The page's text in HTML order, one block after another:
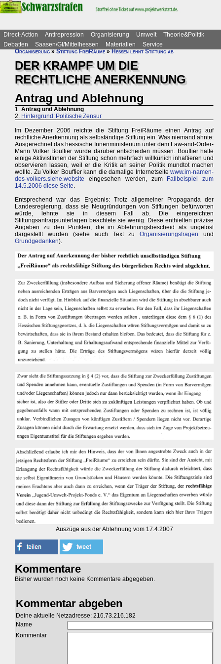
Direct-Action Antirepression Organisierung Umwelt
Theorie&Politik
Debatten
Saasen/GI/Mittelhessen Materialien
Service
Organisierung»Stiftung FreiRäume»Hessen lehnt Stiftung ab
DER KRAMPF UM DIE
RECHTLICHE ANERKENNUNG
Antrag und Ablehnung
1. Antrag und Ablehnung
2. Hintergrund: Politische Zensur
Im Dezember 2006 reichte die Stiftung FreiRäume einen Antrag auf
rechtliche Anerkennung als selbständige Stiftung ein. Was niemand ahnte:
Ausgerechnet das hessische Innenministerium unter dem Law-and-Order-
Mann Volker Bouffier würde darüber entscheiden müssen. Bouffier hatte
einige AktivistInnen der Stiftung schon mehrfach willkürlich inhaftieren und
observieren lassen, weil er die Kritik an seiner Politik mundtot machen
wollte. Zu Volker Bouffier kann die damalige Internetseitewww.im-namen-
des-volkers.siehe.website eingesehen werden, zum
Fallbeispiel zum
14.5.2006 diese Seite.
Entsprechend war das Ergebnis: Trotz allgemeiner Propaganda der
Landesregierung, dass sie Neugründungen von Stiftungen befürworten
würde, lehnte sie in diesem Fall ab. Die eingereichten
Stiftungsantragsunterlagen beachtete sie wenig. Diese enthielten präzise
Angaben zu den Punkten, die im Ablehnungsbescheid als ungelöst
dargestellt wurden (siehe auch Text zuOrganisierungsfragen und
Grundgedanken).
Auszüge aus der Ablehnung vom 17.4.2007
Kommentare
Bisher wurden noch keine Kommentare abgegeben.
Kommentar abgeben
Deine aktuelle Netzadresse: 216.73.216.182
Name
Kommentar